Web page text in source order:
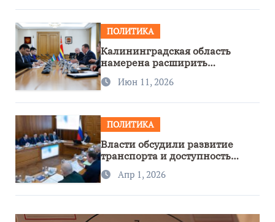
ПОЛИТИКА
Калининградская область
намерена расширить
сотрудничество с Узбекистаном
Июн 11, 2026
ПОЛИТИКА
Власти обсудили развитие
транспорта и доступность
региона
Апр 1, 2026